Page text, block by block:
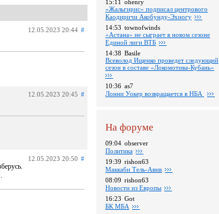
12.05.2023 20:44 #
12.05.2023 20:45 #
12.05.2023 20:50 #
15:11 ohenry
«Жальгирис» подписал центрового
Каодиричи Акобунду-Эхиогу
14:53 townofwinds
«Астана» не сыграет в новом сезоне
Единой лиги ВТБ
14:38 Basile
Всеволод Ищенко проведет следующий
сезон в составе «Локомотива-Кубань»
10:36 as7
Лонни Уокер возвращается в НБА
На форуме
09:04 observer
Политика
19:39 rishon63
Маккаби Тель-Авив
08:09 rishon63
Новости из Европы
16:23 Got
БК МБА